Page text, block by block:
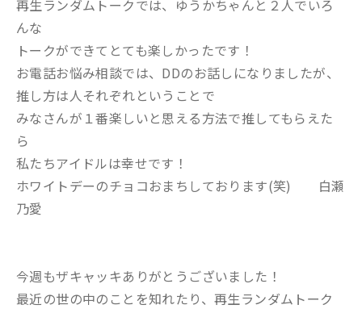
再生ランダムトークでは、ゆうかちゃんと２人でいろ
んな
トークができてとても楽しかったです！
お電話お悩み相談では、DDのお話しになりましたが、
推し方は人それぞれということで
みなさんが１番楽しいと思える方法で推してもらえた
ら
私たちアイドルは幸せです！
ホワイトデーのチョコおまちしております(笑) 白瀬
乃愛
今週もザキャッキありがとうございました！
最近の世の中のことを知れたり、再生ランダムトーク